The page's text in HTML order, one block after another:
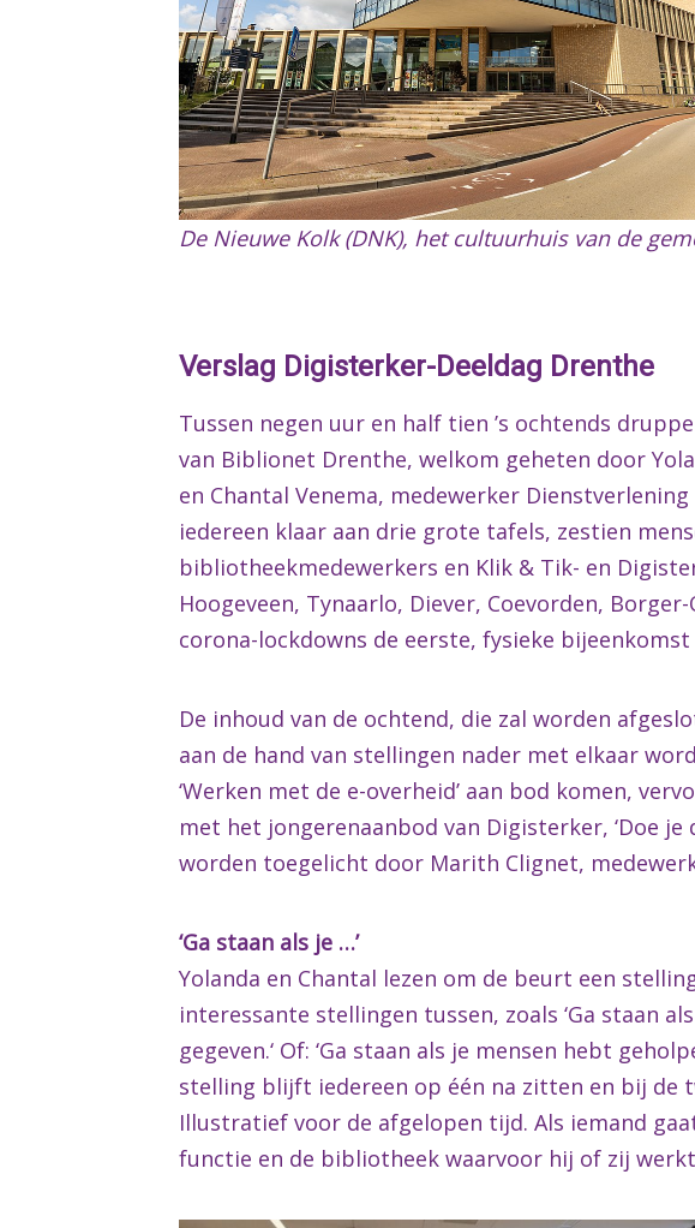
De Nieuwe Kolk (DNK), het cultuurhuis van de
Verslag Digisterker-Deeldag Drenthe
Tussen negen uur en half tien ’s ochtends
van Biblionet Drenthe, welkom geheten door
en Chantal Venema, medewerker
iedereen klaar aan drie grote tafels, zestien
bibliotheekmedewerkers en Klik & Tik- en
Hoogeveen, Tynaarlo, Diever, Coevorden,
corona-lockdowns de eerste, fysieke
De inhoud van de ochtend, die zal worden
aan de hand van stellingen nader met elkaar
‘Werken met de e-overheid’ aan bod komen,
met het jongerenaanbod van Digisterker, ‘Doe je
worden toegelicht door Marith Clignet,
‘Ga staan als je …’
Yolanda en Chantal lezen om de beurt een
interessante stellingen tussen, zoals ‘Ga staan
gegeven.‘ Of: ‘Ga staan als je mensen hebt
stelling blijft iedereen op één na zitten en bij de
Illustratief voor de afgelopen tijd. Als iemand
functie en de bibliotheek waarvoor hij of zij